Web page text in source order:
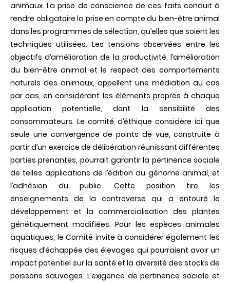
animaux. La prise de conscience de ces faits conduit à
rendre obligatoire la prise en compte du bien-être animal
dans les programmes de sélection, qu’elles que soient les
techniques utilisées. Les tensions observées entre les
objectifs d’amélioration de la productivité, l’amélioration
du bien-être animal et le respect des comportements
naturels des animaux, appellent une médiation au cas
par cas, en considérant les éléments propres à chaque
application potentielle, dont la sensibilité des
consommateurs. Le comité d’éthique considère ici que
seule une convergence de points de vue, construite à
partir d’un exercice de délibération réunissant différentes
parties prenantes, pourrait garantir la pertinence sociale
de telles applications de l’édition du génome animal, et
l’adhésion du public. Cette position tire les
enseignements de la controverse qui a entouré le
développement et la commercialisation des plantes
génétiquement modifiées. Pour les espèces animales
aquatiques, le Comité invite à considérer également les
risques d’échappée des élevages qui pourraient avoir un
impact potentiel sur la santé et la diversité des stocks de
poissons sauvages. L’exigence de pertinence sociale et